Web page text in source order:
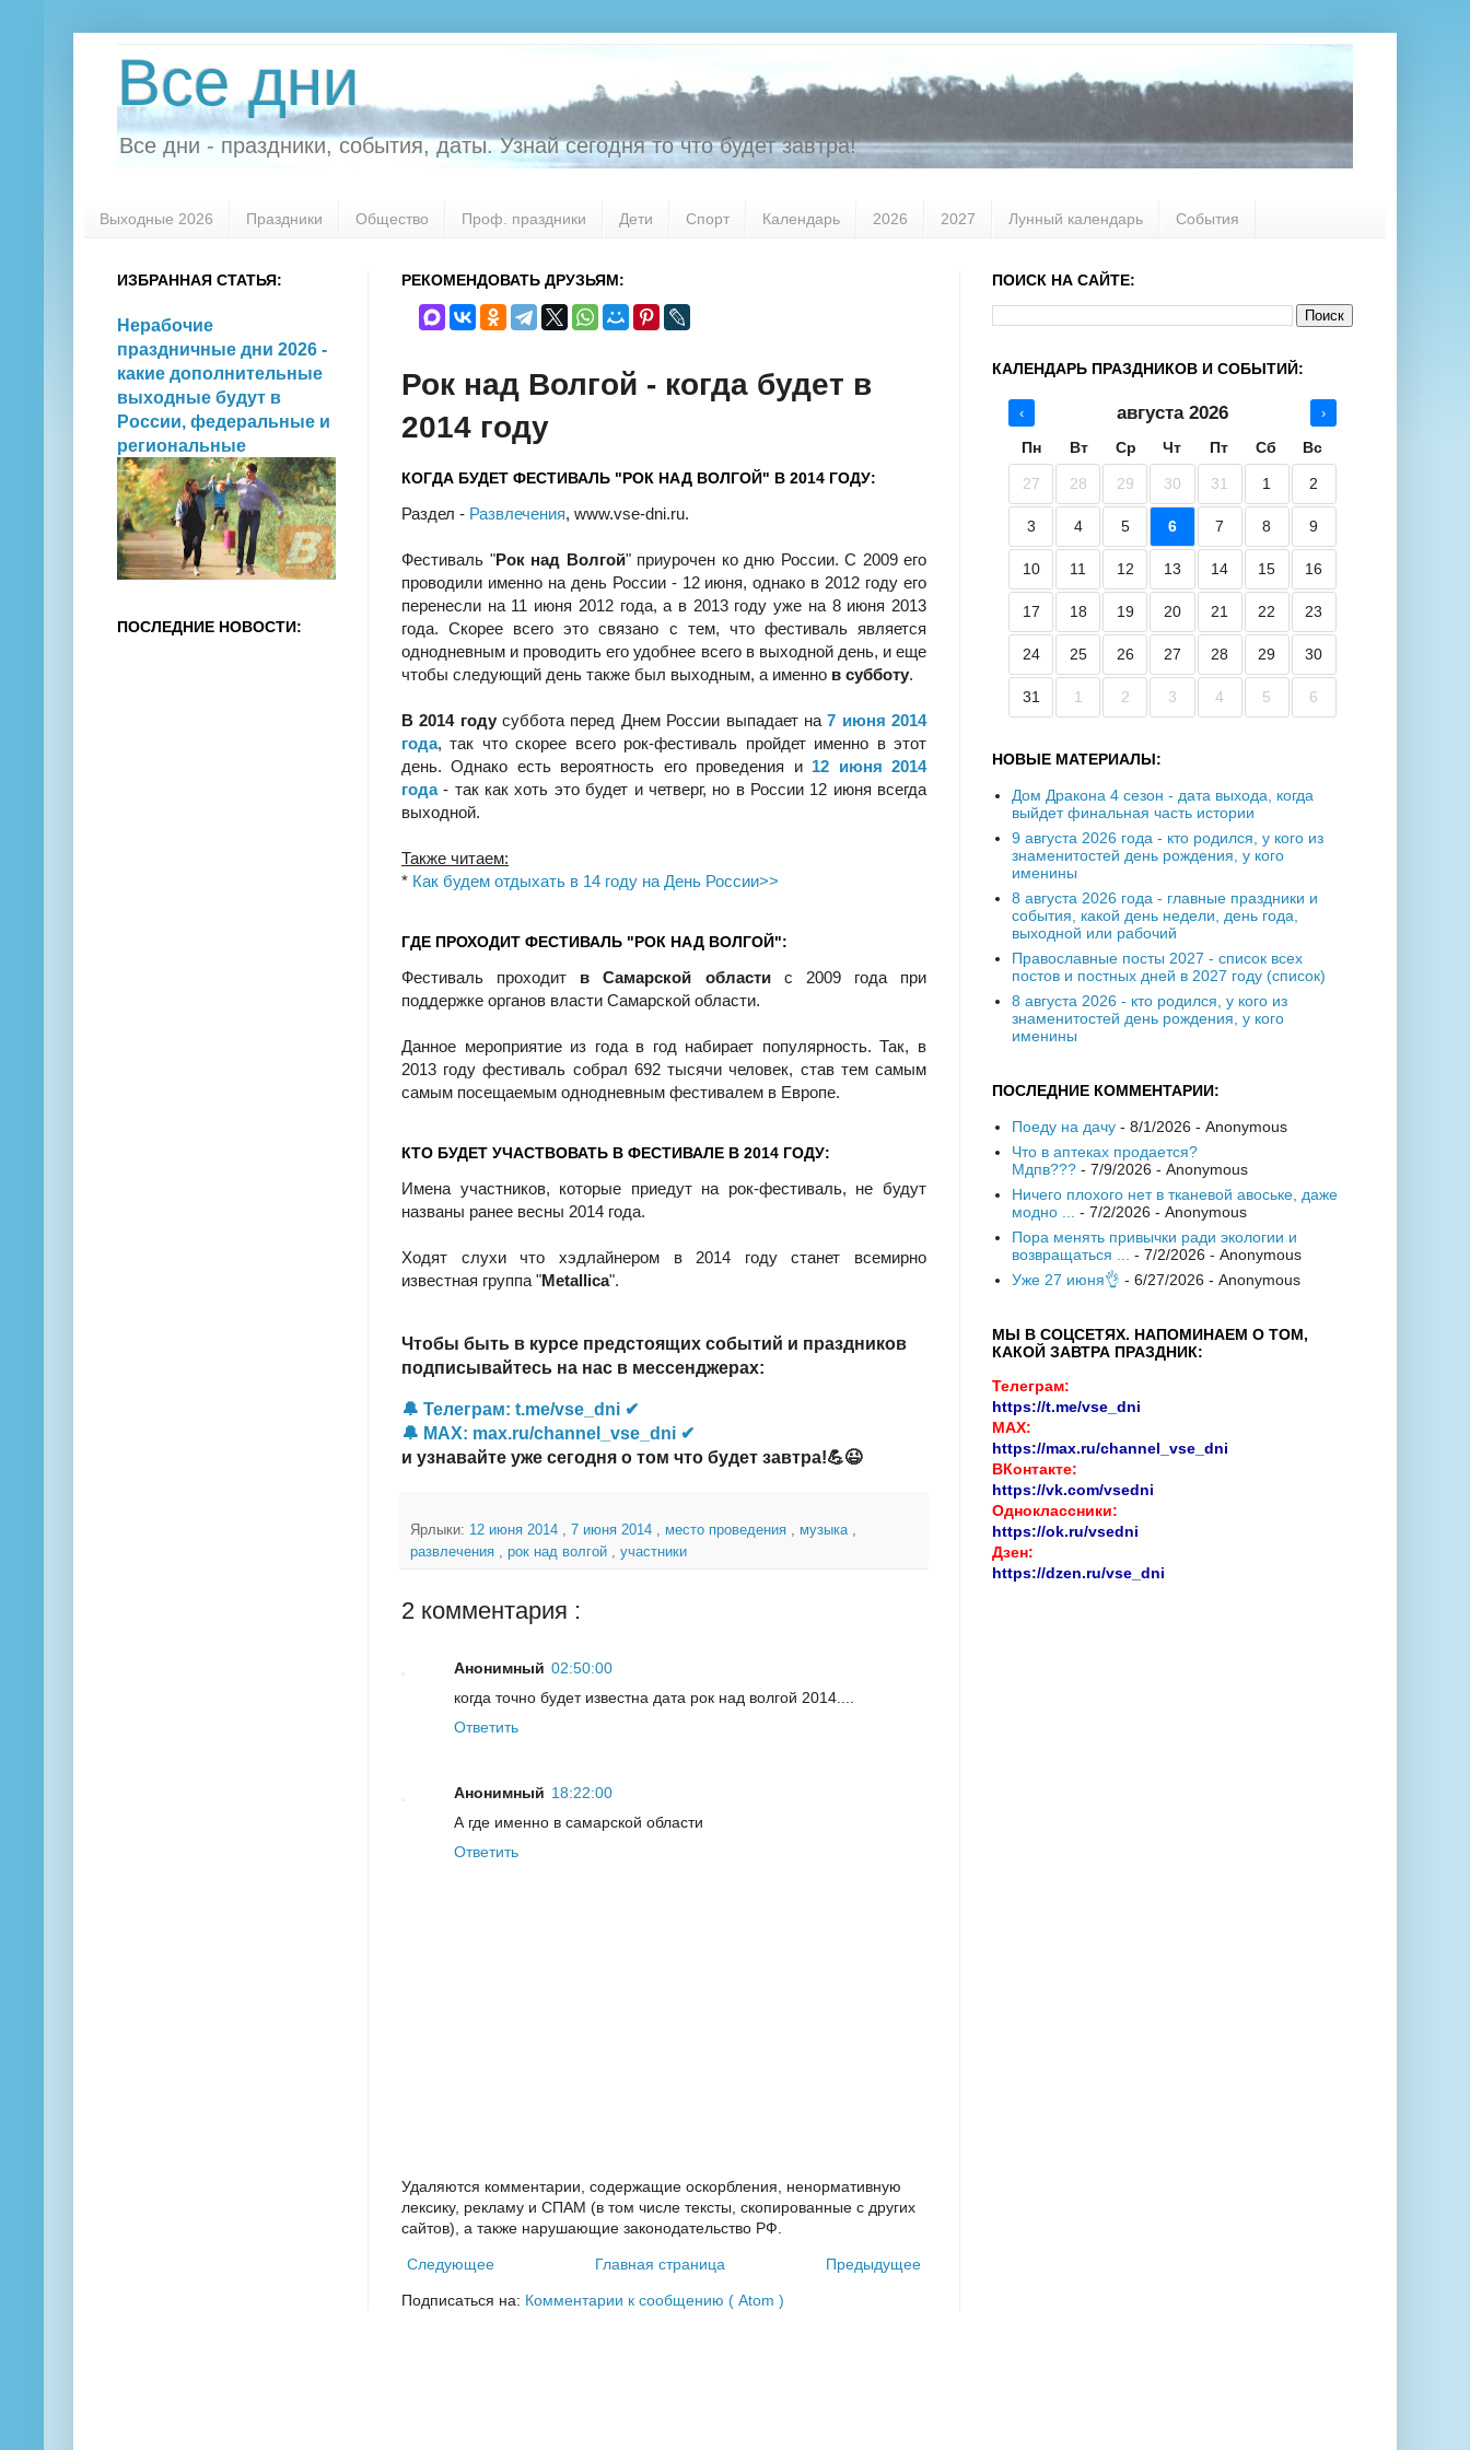
Все дни
Все дни - праздники, события, даты. Узнай сегодня то что будет завтра!
Выходные 2026 Праздники Общество Проф. праздники Дети Спорт Календарь 2026 2027 Лунный календарь События
РЕКОМЕНДОВАТЬ ДРУЗЬЯМ:
Рок над Волгой - когда будет в
2014 году
КОГДА БУДЕТ ФЕСТИВАЛЬ "РОК НАД ВОЛГОЙ" В 2014 ГОДУ:
Раздел - Развлечения, www.vse-dni.ru.
Фестиваль "Рок над Волгой" приурочен ко дню России. С 2009 его
проводили именно на день России - 12 июня, однако в 2012 году его
перенесли на 11 июня 2012 года, а в 2013 году уже на 8 июня 2013
года. Скорее всего это связано с тем, что фестиваль является
однодневным и проводить его удобнее всего в выходной день, и еще
чтобы следующий день также был выходным, а именно в субботу.
В 2014 годусуббота перед Днем России выпадает на7 июня 2014
года, так что скорее всего рок-фестиваль пройдет именно в этот
день. Однако есть вероятность его проведения и 12 июня 2014
года- так как хоть это будет и четверг, но в России 12 июня всегда
выходной.
Также читаем:
* Как будем отдыхать в 14 году на День России>>
ГДЕ ПРОХОДИТ ФЕСТИВАЛЬ "РОК НАД ВОЛГОЙ":
Фестиваль проходит в Самарской областис 2009 года при
поддержке органов власти Самарской области.
Данное мероприятие из года в год набирает популярность. Так, в
2013 году фестиваль собрал 692 тысячи человек, став тем самым
самым посещаемым однодневным фестивалем в Европе.
КТО БУДЕТ УЧАСТВОВАТЬ В ФЕСТИВАЛЕ В 2014 ГОДУ:
Имена участников, которые приедут на рок-фестиваль, не будут
названы ранее весны 2014 года.
Ходят слухи что хэдлайнером в 2014 году станет всемирно
известная группа "Metallica".
Чтобы быть в курсе предстоящих событий и праздников
подписывайтесь на нас в мессенджерах:
🔔 Телеграм: t.me/vse_dni ✔
🔔 MAX: max.ru/channel_vse_dni ✔
и узнавайте уже сегодня о том что будет завтра!💪😉
Ярлыки: 12 июня 2014 7 июня 2014 место проведения музыка
развлечения
рок над волгой участники
2 комментария :
Анонимный 02:50:00
когда точно будет известна дата рок над волгой 2014....
Ответить
Анонимный 18:22:00
А где именно в самарской области
Ответить
Удаляются комментарии, содержащие оскорбления, ненормативную
лексику, рекламу и СПАМ (в том числе тексты, скопированные с других
сайтов), а также нарушающие законодательство РФ.
Следующее Предыдущее
Главная страница
Подписаться на: Комментарии к сообщению ( Atom )
ИЗБРАННАЯ СТАТЬЯ:
Нерабочие
праздничные дни 2026 -
какие дополнительные
выходные будут в
России, федеральные и
региональные
ПОСЛЕДНИЕ НОВОСТИ:
ПОИСК НА САЙТЕ:
КАЛЕНДАРЬ ПРАЗДНИКОВ И СОБЫТИЙ:
‹ августа 2026 ›
Пн Вт Ср Чт Пт Сб Вс
27 28 29 30 31 1 2
3 4 5 6 7 8 9
10 11 12 13 14 15 16
17 18 19 20 21 22 23
24 25 26 27 28 29 30
31 1 2 3 4 5 6
НОВЫЕ МАТЕРИАЛЫ:
Дом Дракона 4 сезон - дата выхода, когда
выйдет финальная часть истории
9 августа 2026 года - кто родился, у кого из
знаменитостей день рождения, у кого
именины
8 августа 2026 года - главные праздники и
события, какой день недели, день года,
выходной или рабочий
Православные посты 2027 - список всех
постов и постных дней в 2027 году (список)
8 августа 2026 - кто родился, у кого из
знаменитостей день рождения, у кого
именины
ПОСЛЕДНИЕ КОММЕНТАРИИ:
Поеду на дачу- 8/1/2026 - Anonymous
Что в аптеках продается?
Мдпв???- 7/9/2026 - Anonymous
Ничего плохого нет в тканевой авоське, даже
модно ... - 7/2/2026 - Anonymous
Пора менять привычки ради экологии и
возвращаться ... - 7/2/2026 - Anonymous
Уже 27 июня👌 - 6/27/2026 - Anonymous
МЫ В СОЦСЕТЯХ. НАПОМИНАЕМ О ТОМ,
КАКОЙ ЗАВТРА ПРАЗДНИК:
Телеграм:
https://t.me/vse_dni
MAX:
https://max.ru/channel_vse_dni
ВКонтакте:
https://vk.com/vsedni
Одноклассники:
https://ok.ru/vsedni
Дзен:
https://dzen.ru/vse_dni